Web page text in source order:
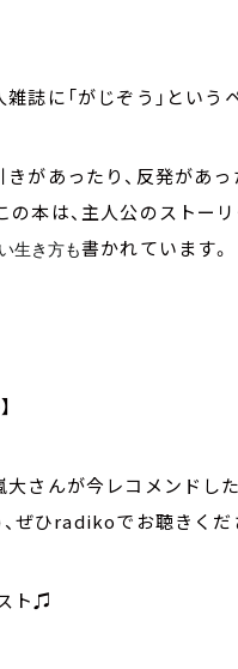
誌に「がじぞう」という
があったり、反発があ
本は、主人公のストー
生き方も書かれています。
さんが今レコメンドし
ぜひradikoでお聴きくだ
ト♫